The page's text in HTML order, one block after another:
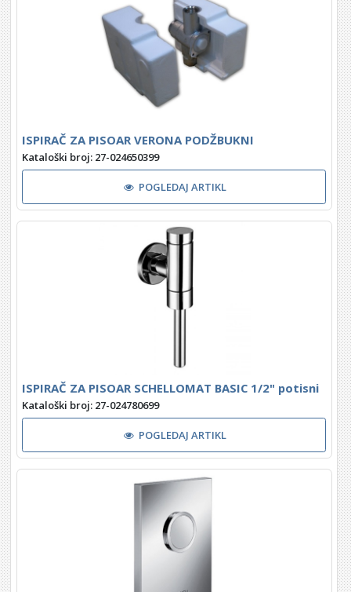
ISPIRAČ ZA PISOAR VERONA PODŽBUKNI
Kataloški broj: 27-024650399
POGLEDAJ ARTIKL
ISPIRAČ ZA PISOAR SCHELLOMAT BASIC 1/2" potisni
Kataloški broj: 27-024780699
POGLEDAJ ARTIKL